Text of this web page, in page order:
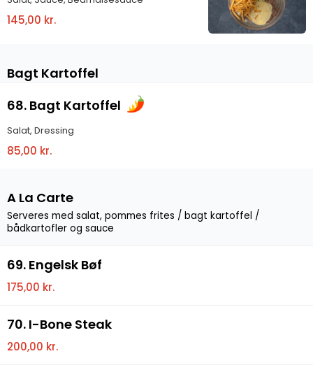
145,00 kr.
Bagt Kartoffel
68. Bagt Kartoffel
Salat, Dressing
85,00 kr.
A La Carte
Serveres med salat, pommes frites / bagt kartoffel /
bådkartofler og sauce
69. Engelsk Bøf
175,00 kr.
70. I-Bone Steak
200,00 kr.